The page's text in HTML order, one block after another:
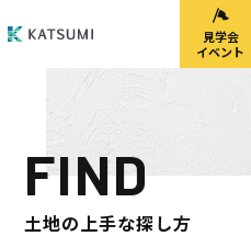
モデルハウス
来場予約
見学会
イベント
FIND
土地の上手な探し方